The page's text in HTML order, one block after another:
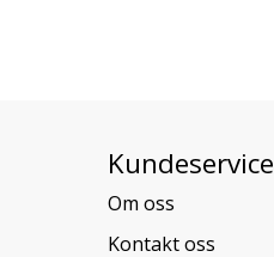
Kundeservice
Om oss
Kontakt oss